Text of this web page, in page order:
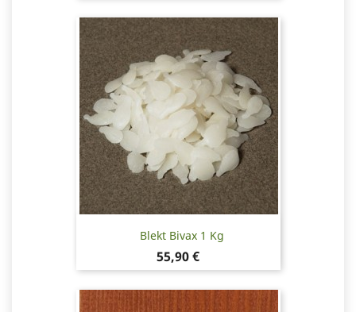
Blekt Bivax 1 Kg
Pris
55,90 €